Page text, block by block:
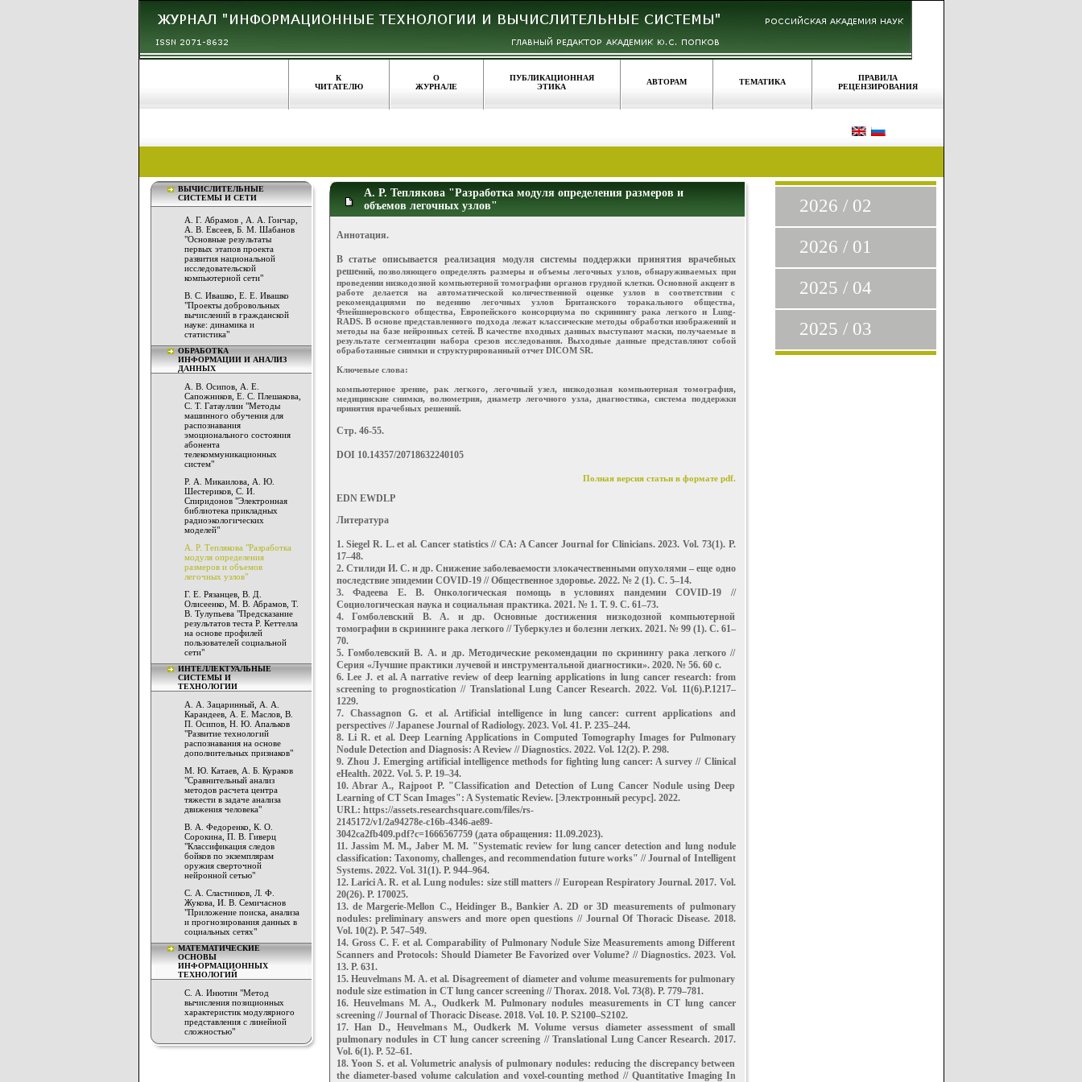
К
ЧИТАТЕЛЮ
О
ЖУРНАЛЕ
ПУБЛИКАЦИОННАЯ
ЭТИКА
АВТОРАМ ТЕМАТИКА
ПРАВИЛА
РЕЦЕНЗИРОВАНИЯ
ВЫЧИСЛИТЕЛЬНЫЕ
СИСТЕМЫ И СЕТИ
А. Г. Абрамов , А. А. Гончар,
А. В. Евсеев, Б. М. Шабанов
"Основные результаты
первых этапов проекта
развития национальной
исследовательской
компьютерной сети"
В. С. Ивашко, Е. Е. Ивашко
"Проекты добровольных
вычислений в гражданской
науке: динамика и
статистика"
ОБРАБОТКА
ИНФОРМАЦИИ И АНАЛИЗ
ДАННЫХ
А. В. Осипов, А. Е.
Сапожников, Е. С. Плешакова,
С. Т. Гатауллин "Методы
машинного обучения для
распознавания
эмоционального состояния
абонента
телекоммуникационных
систем"
Р. А. Микаилова, А. Ю.
Шестериков, С. И.
Спиридонов "Электронная
библиотека прикладных
радиоэкологических
моделей"
А. Р. Теплякова "Разработка
модуля определения
размеров и объемов
легочных узлов"
Г. Е. Рязанцев, В. Д.
Олисеенко, М. В. Абрамов, Т.
В. Тулупьева "Предсказание
результатов теста Р. Кеттелла
на основе профилей
пользователей социальной
сети"
ИНТЕЛЛЕКТУАЛЬНЫЕ
СИСТЕМЫ И
ТЕХНОЛОГИИ
А. А. Зацаринный, А. А.
Карандеев, А. Е. Маслов, В.
П. Осипов, Н. Ю. Апальков
"Развитие технологий
распознавания на основе
дополнительных признаков"
М. Ю. Катаев, А. Б. Кураков
"Сравнительный анализ
методов расчета центра
тяжести в задаче анализа
движения человека"
В. А. Федоренко, К. О.
Сорокина, П. В. Гиверц
"Классификация следов
бойков по экземплярам
оружия сверточной
нейронной сетью"
С. А. Сластников, Л. Ф.
Жукова, И. В. Семичаснов
"Приложение поиска, анализа
и прогнозирования данных в
социальных сетях"
МАТЕМАТИЧЕСКИЕ
ОСНОВЫ
ИНФОРМАЦИОННЫХ
ТЕХНОЛОГИЙ
С. А. Инютин "Метод
вычисления позиционных
характеристик модулярного
представления с линейной
сложностью"
А. Р. Теплякова "Разработка модуля определения размеров и
объемов легочных узлов"
Аннотация.
В статье описывается реализация модуля системы поддержки принятия врачебных
решений, позволяющего определять размеры и объемы легочных узлов, обнаруживаемых при
проведении низкодозной компьютерной томографии органов грудной клетки. Основной акцент в
работе делается на автоматической количественной оценке узлов в соответствии с
рекомендациями по ведению легочных узлов Британского торакального общества,
Флейшнеровского общества, Европейского консорциума по скринингу рака легкого и Lung-
RADS. В основе представленного подхода лежат классические методы обработки изображений и
методы на базе нейронных сетей. В качестве входных данных выступают маски, получаемые в
результате сегментации набора срезов исследования. Выходные данные представляют собой
обработанные снимки и структурированный отчет DICOM SR.
Ключевые слова:
компьютерное зрение, рак легкого, легочный узел, низкодозная компьютерная томография,
медицинские снимки, волюметрия, диаметр легочного узла, диагностика, система поддержки
принятия врачебных решений.
Стр. 46-55.
DOI 10.14357/20718632240105
Полная версия статьи в формате pdf.
EDN EWDLP
Литература
1. Siegel R. L. et al. Cancer statistics // CA: A Cancer Journal for Clinicians. 2023. Vol. 73(1). P.
17–48.
2. Стилиди И. С. и др. Снижение заболеваемости злокачественными опухолями – еще одно
последствие эпидемии СОVID-19 // Общественное здоровье. 2022. № 2 (1). С. 5–14.
3. Фадеева Е. В. Онкологическая помощь в условиях пандемии COVID-19 //
Социологическая наука и социальная практика. 2021. № 1. Т. 9. С. 61–73.
4. Гомболевский В. А. и др. Основные достижения низкодозной компьютерной
томографии в скрининге рака легкого // Туберкулез и болезни легких. 2021. № 99 (1). С. 61–
70.
5. Гомболевский В. А. и др. Методические рекомендации по скринингу рака легкого //
Серия «Лучшие практики лучевой и инструментальной диагностики». 2020. № 56. 60 с.
6. Lee J. et al. A narrative review of deep learning applications in lung cancer research: from
screening to prognostication // Translational Lung Cancer Research. 2022. Vol. 11(6).P.1217–
1229.
7. Chassagnon G. et al. Artificial intelligence in lung cancer: current applications and
perspectives // Japanese Journal of Radiology. 2023. Vol. 41. P. 235–244.
8. Li R. et al. Deep Learning Applications in Computed Tomography Images for Pulmonary
Nodule Detection and Diagnosis: A Review // Diagnostics. 2022. Vol. 12(2). P. 298.
9. Zhou J. Emerging artificial intelligence methods for fighting lung cancer: A survey // Clinical
eHealth. 2022. Vol. 5. P. 19–34.
10. Abrar A., Rajpoot P. "Classification and Detection of Lung Cancer Nodule using Deep
Learning of CT Scan Images": A Systematic Review. [Электронный ресурс]. 2022.
URL: https://assets.researchsquare.com/files/rs-
2145172/v1/2a94278e-c16b-4346-ae89-
3042ca2fb409.pdf?c=1666567759 (дата обращения: 11.09.2023).
11. Jassim M. M., Jaber M. M. "Systematic review for lung cancer detection and lung nodule
classification: Taxonomy, challenges, and recommendation future works" // Journal of Intelligent
Systems. 2022. Vol. 31(1). P. 944–964.
12. Larici A. R. et al. Lung nodules: size still matters // European Respiratory Journal. 2017. Vol.
20(26). P. 170025.
13. de Margerie-Mellon C., Heidinger B., Bankier A. 2D or 3D measurements of pulmonary
nodules: preliminary answers and more open questions // Journal Of Thoracic Disease. 2018.
Vol. 10(2). P. 547–549.
14. Gross C. F. et al. Comparability of Pulmonary Nodule Size Measurements among Different
Scanners and Protocols: Should Diameter Be Favorized over Volume? // Diagnostics. 2023. Vol.
13. P. 631.
15. Heuvelmans M. A. et al. Disagreement of diameter and volume measurements for pulmonary
nodule size estimation in CT lung cancer screening // Thorax. 2018. Vol. 73(8). P. 779–781.
16. Heuvelmans M. A., Oudkerk M. Pulmonary nodules measurements in CT lung cancer
screening // Journal of Thoracic Disease. 2018. Vol. 10. P. S2100–S2102.
17. Han D., Heuvelmans M., Oudkerk M. Volume versus diameter assessment of small
pulmonary nodules in CT lung cancer screening // Translational Lung Cancer Research. 2017.
Vol. 6(1). P. 52–61.
18. Yoon S. et al. Volumetric analysis of pulmonary nodules: reducing the discrepancy between
the diameter-based volume calculation and voxel-counting method // Quantitative Imaging In
2026 / 02
2026 / 01
2025 / 04
2025 / 03